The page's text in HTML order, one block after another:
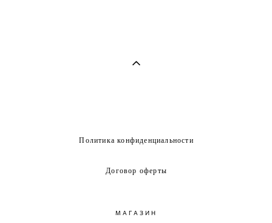
Политика конфиденциальности
Договор оферты
МАГАЗИН